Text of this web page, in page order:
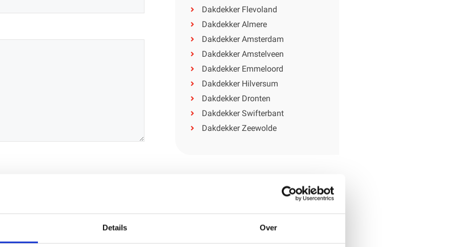
Details Over
Dakdekker Flevoland
Dakdekker Almere
Dakdekker Amsterdam
Dakdekker Amstelveen
Dakdekker Emmeloord
Dakdekker Hilversum
Dakdekker Dronten
Dakdekker Swifterbant
Dakdekker Zeewolde